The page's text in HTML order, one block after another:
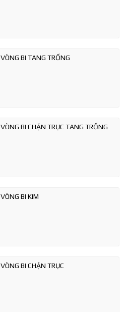
VÒNG BI TANG TRỐNG
VÒNG BI CHẶN TRỤC TANG TRỐNG
VÒNG BI KIM
VÒNG BI CHẶN TRỤC